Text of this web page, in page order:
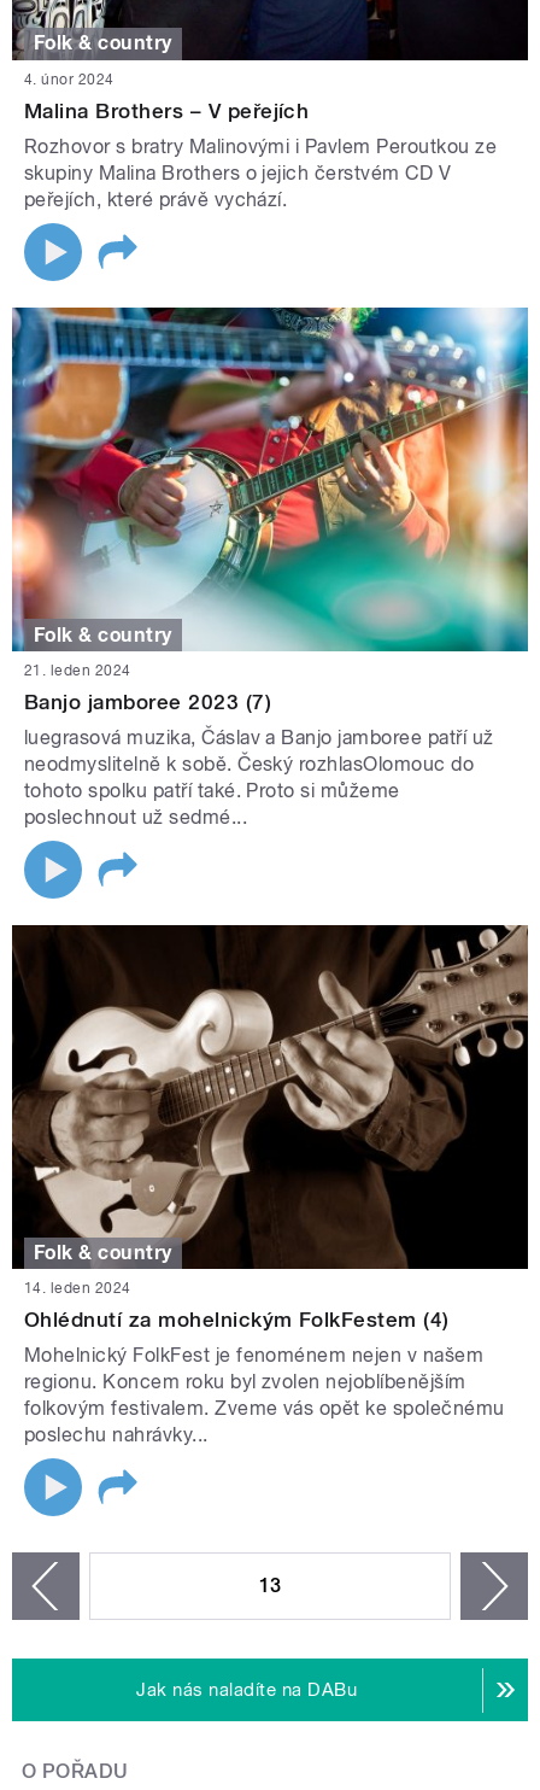
Folk & country
4. únor 2024
Malina Brothers – V peřejích
Rozhovor s bratry Malinovými i Pavlem Peroutkou ze
skupiny Malina Brothers o jejich čerstvém CD V
peřejích, které právě vychází.
Folk & country
21. leden 2024
Banjo jamboree 2023 (7)
luegrasová muzika, Čáslav a Banjo jamboree patří už
neodmyslitelně k sobě. Český rozhlasOlomouc do
tohoto spolku patří také. Proto si můžeme
poslechnout už sedmé...
Folk & country
14. leden 2024
Ohlédnutí za mohelnickým FolkFestem (4)
Mohelnický FolkFest je fenoménem nejen v našem
regionu. Koncem roku byl zvolen nejoblíbenějším
folkovým festivalem. Zveme vás opět ke společnému
poslechu nahrávky...
13
Jak nás naladíte na DABu
O POŘADU